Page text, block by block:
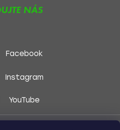
NÁS
Facebook
Instagram
YouTube